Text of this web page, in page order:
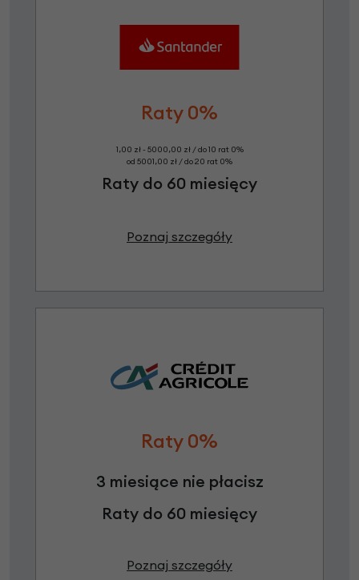
Raty 0%
1,00 zł - 5000,00 zł / do 10 rat 0%
od 5001,00 zł / do 20 rat 0%
Raty do 60 miesięcy
Poznaj szczegóły
Raty 0%
3 miesiące nie płacisz
Raty do 60 miesięcy
Poznaj szczegóły